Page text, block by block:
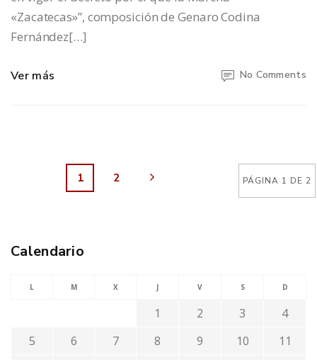
«Zacatecas»”, composición de Genaro Codina
Fernández[…]
Ver más No Comments
PÁGINA 1 DE 2
1 2
Calendario
L M X J V S D
1 2 3
4
5
6 7 8 9 10
11